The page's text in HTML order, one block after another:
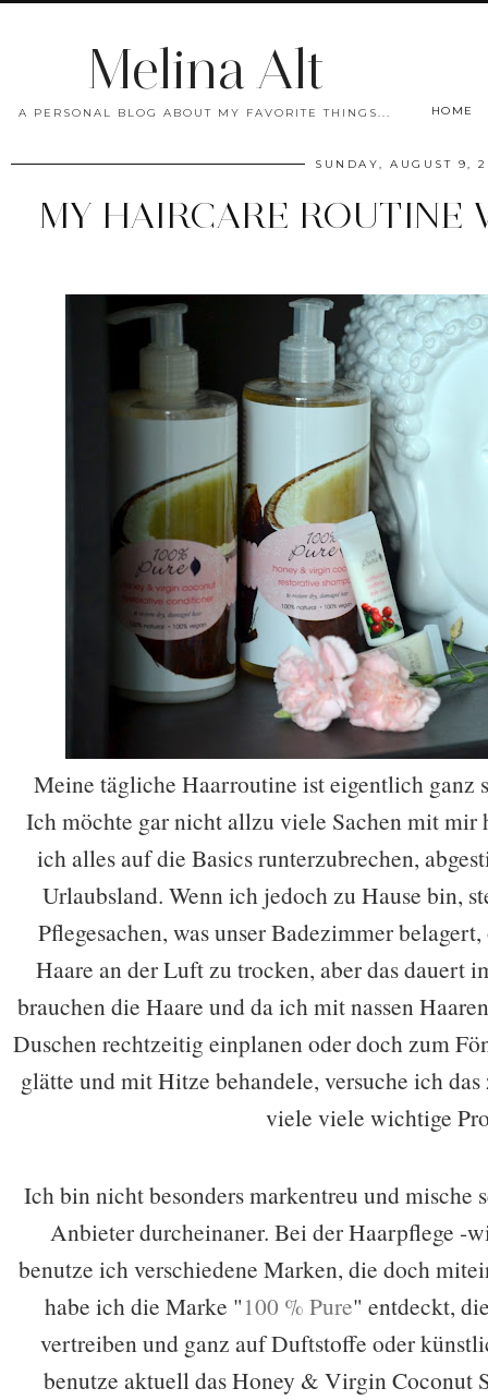
Melina Alt
A PERSONAL BLOG ABOUT MY FAVORITE THINGS... HOME
SUNDAY, AUGUST 9,
MY HAIRCARE ROUTINE
Meine tägliche Haarroutine ist eigentlich ganz
Ich möchte gar nicht allzu viele Sachen mit mir
ich alles auf die Basics runterzubrechen,
Urlaubsland. Wenn ich jedoch zu Hause bin,
Pflegesachen, was unser Badezimmer
Haare an der Luft zu trocken, aber das dauert
brauchen die Haare und da ich mit nassen
Duschen rechtzeitig einplanen oder doch zum
glätte und mit Hitze behandele, versuche ich
viele viele wichtige
Ich bin nicht besonders markentreu und mische
Anbieter durcheinaner. Bei der Haarpflege -
benutze ich verschiedene Marken, die doch
habe ich die Marke "100 % Pure" entdeckt,
vertreiben und ganz auf Duftstoffe oder
benutze aktuell das Honey & Virgin Coconut